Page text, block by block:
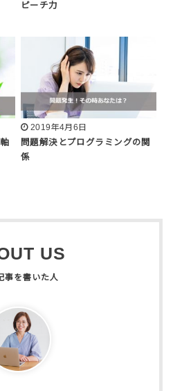
ピーチ力
2019年4月6日
問題解決とプログラミングの関
係
US